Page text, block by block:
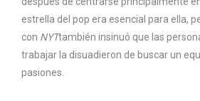
estrella del pop era esencial para ella,
con NYTtambién insinuó que las
trabajar la disuadieron de buscar un
pasiones.